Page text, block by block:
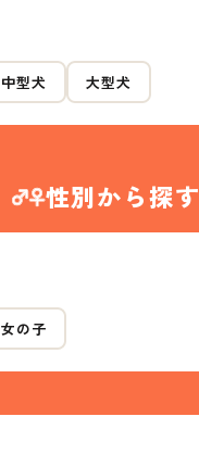
中型犬 大型犬
性別から探す
女の子